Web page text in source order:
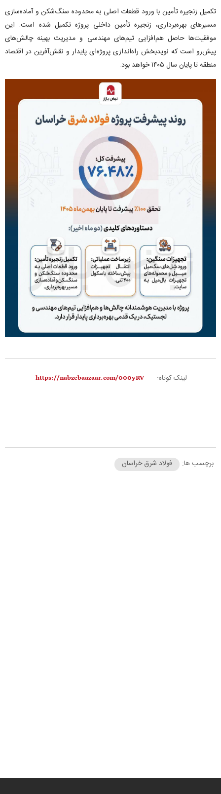
تکمیل زنجیره تأمین با ورود قطعات اصلی به محدوده سنگ‌شکن و آماده‌سازی
مسیرهای بهره‌برداری، زنجیره تأمین داخلی پروژه تکمیل شده است. این
موفقیت‌ها حاصل هم‌افزایی تیم‌های مهندسی و مدیریت بهینه چالش‌های
پیش‌رو است که نویدبخش راه‌اندازی پروژه‌ای پایدار و نقش‌آفرین در اقتصاد
منطقه تا پایان سال ۱۴۰۵ خواهد بود.
لینک کوتاه:
برچسب ها: فولاد شرق خراسان